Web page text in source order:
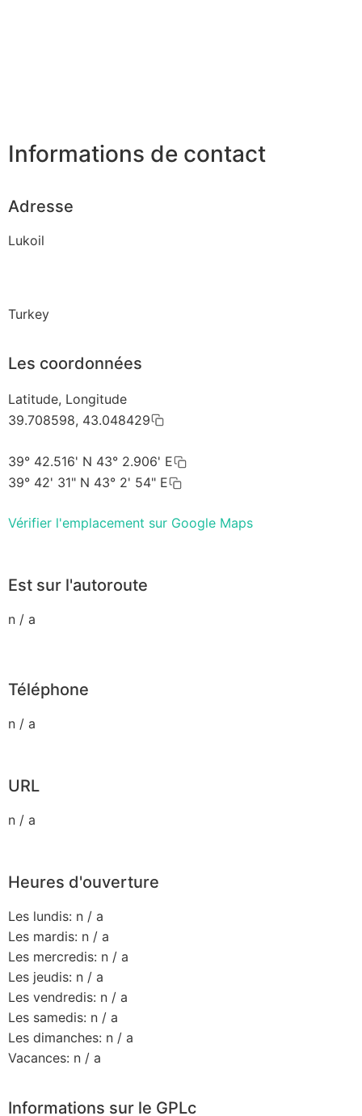
Informations de contact
Adresse
Lukoil
Turkey
Les coordonnées
Latitude, Longitude
39.708598, 43.048429
39° 42.516' N 43° 2.906' E
39° 42' 31" N 43° 2' 54" E
Vérifier l'emplacement sur Google Maps
Est sur l'autoroute
n / a
Téléphone
n / a
URL
n / a
Heures d'ouverture
Les lundis: n / a
Les mardis: n / a
Les mercredis: n / a
Les jeudis: n / a
Les vendredis: n / a
Les samedis: n / a
Les dimanches: n / a
Vacances: n / a
Informations sur le GPLc